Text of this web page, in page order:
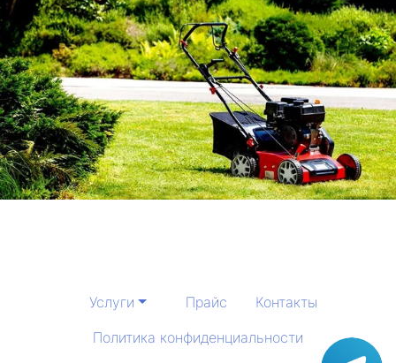
Услуги Прайс
Контакты
Политика конфиденциальности